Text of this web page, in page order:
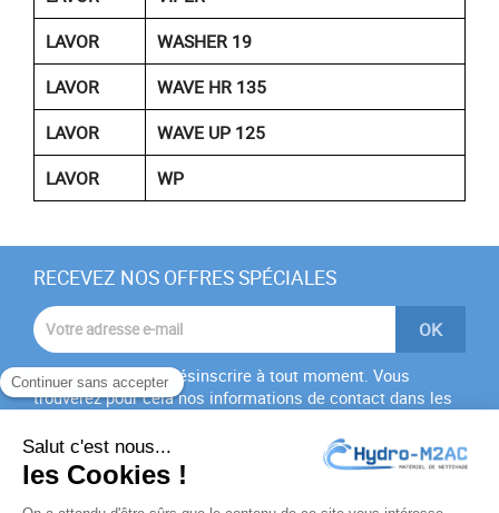
LAVOR
WASHER 19
LAVOR
WAVE HR 135
LAVOR
WAVE UP 125
LAVOR
WP
RECEVEZ NOS OFFRES SPÉCIALES
Vous pouvez vous désinscrire à tout moment. Vous
trouverez pour cela nos informations de contact dans les
J'accepte lesconditions générales
politique de
confidentialité